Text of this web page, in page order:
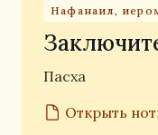
Нафанаил,
Пасха
Открыть